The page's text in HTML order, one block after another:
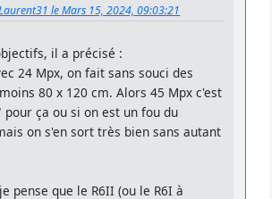
le Mars 15, 2024, 09:03:21
il a précisé :
24 Mpx, on fait sans souci des
80 x 120 cm. Alors 45 Mpx c'est
pour ça ou si on est un fou du
on s'en sort très bien sans autant
pense que le R6II (ou le R6I à